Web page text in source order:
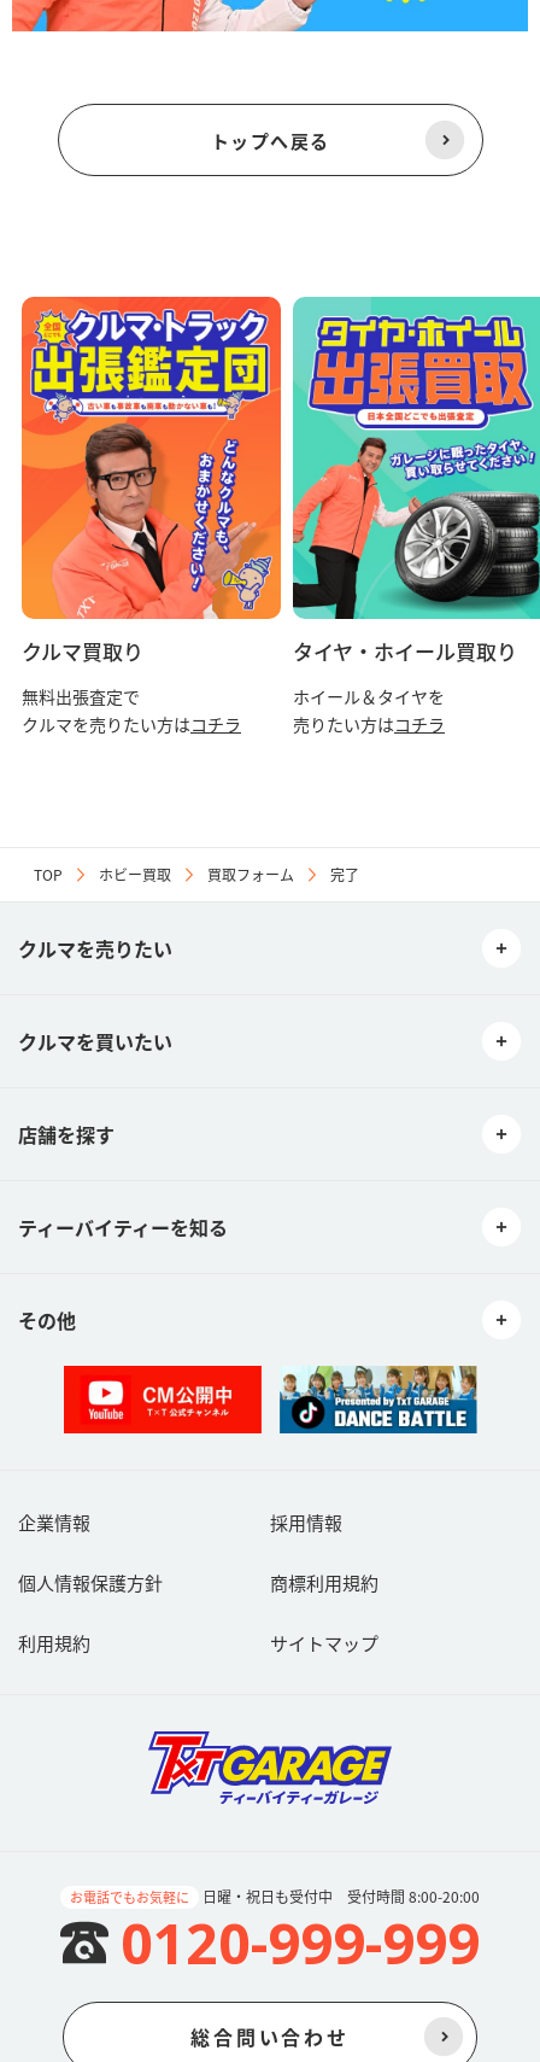
トップへ戻る
クルマ買取り
無料出張査定で
クルマを売りたい方はコチラ
タイヤ・ホイール買取り
ホイール＆タイヤを
売りたい方はコチラ
TOP ホビー買取 買取フォーム 完了
お電話でもお気軽に 日曜・祝日も受付中 受付時間 8:00-20:00
0120-999-999
総合問い合わせ
クルマを売りたい
クルマを買いたい
店舗を探す
ティーバイティーを知る
その他
企業情報 採用情報
個人情報保護方針 商標利用規約
利用規約 サイトマップ